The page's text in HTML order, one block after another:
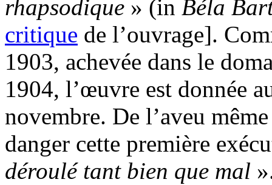
rhapsodique » (in Béla
critique de l’ouvrage].
1903, achevée dans le
1904, l’œuvre est donnée
novembre. De l’aveu
danger cette première
déroulé tant bien que mal